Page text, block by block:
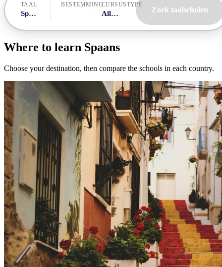
TAAL
Spaans
BESTEMMINGCURSUSTYPE
Alle cursussen Zoek taalscholen
Where to learn Spaans
Choose your destination, then compare the schools in each country.